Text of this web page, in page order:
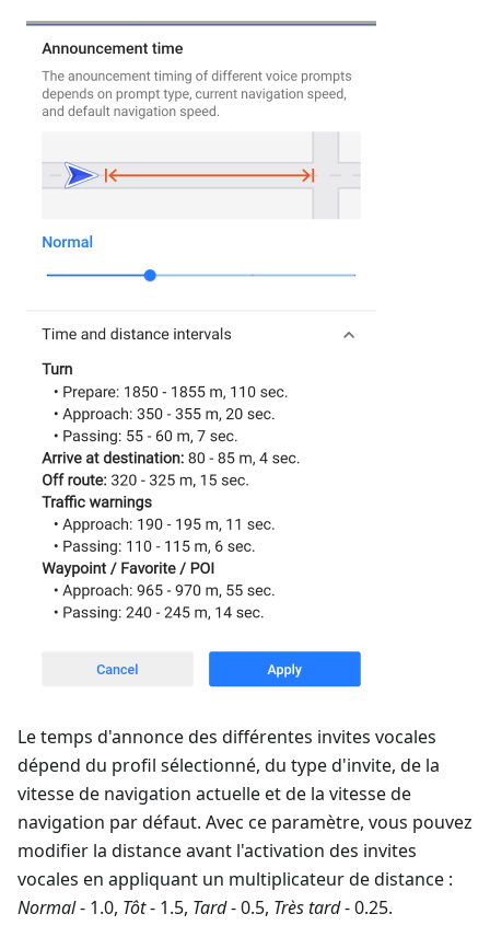
Le temps d'annonce des différentes invites vocales
dépend du profil sélectionné, du type d'invite, de la
vitesse de navigation actuelle et de la vitesse de
navigation par défaut. Avec ce paramètre, vous pouvez
modifier la distance avant l'activation des invites
vocales en appliquant un multiplicateur de distance :
Normal- 1.0, Tôt- 1.5, Tard- 0.5, Très tard- 0.25.